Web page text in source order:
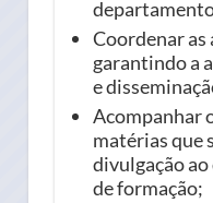
Coordenar
garantindo a
e
Acompanhar
matérias que
divulgação
de formação;